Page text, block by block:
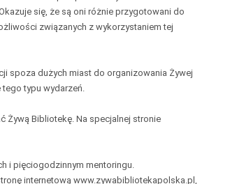
się, że są oni różnie przygotowani do
związanych z wykorzystaniem tej
spoza dużych miast do organizowania Żywej
typu wydarzeń.
Żywą Bibliotekę. Na specjalnej stronie
i pięciogodzinnym mentoringu.
internetową www.zywabibliotekapolska.pl,